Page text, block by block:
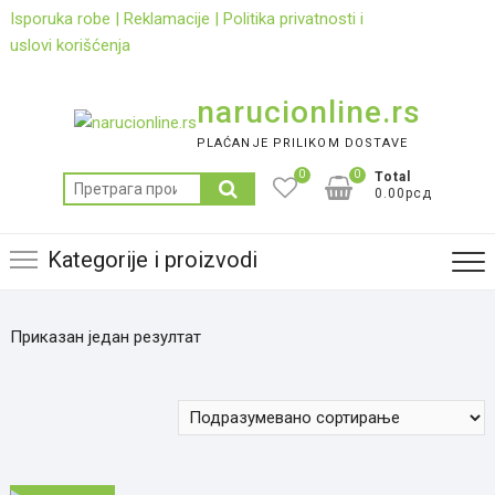
Skip
to
Isporuka robe | Reklamacije | Politika privatnosti i
uslovi korišćenja
narucionline.rs
PLAĆANJE PRILIKOM DOSTAVE
Претрага
за:
0
Total
0.00рсд
0
Kategorije i proizvodi
Приказан један резултат